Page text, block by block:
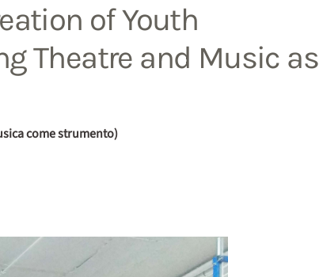
of Youth
Theatre and Music as
come strumento)